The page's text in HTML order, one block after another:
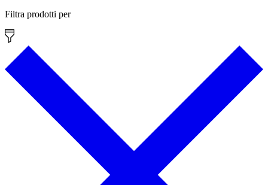
Filtra prodotti per